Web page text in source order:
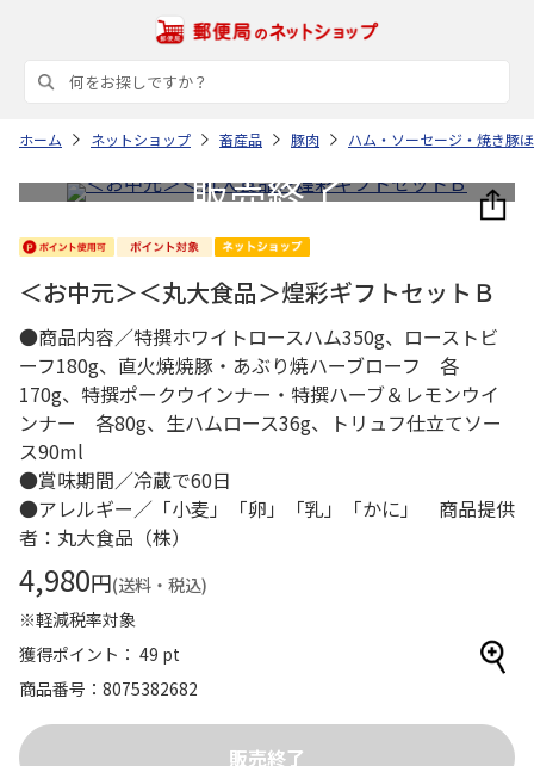
ホーム ネットショップ 畜産品 豚肉 ハム・ソーセージ・焼き豚
＜お中元＞＜丸大食品＞煌彩ギフトセットＢ
●商品内容／特撰ホワイトロースハム350g、ローストビ
ーフ180g、直火焼焼豚・あぶり焼ハーブローフ 各
170g、特撰ポークウインナー・特撰ハーブ＆レモンウイ
ンナー 各80g、生ハムロース36g、トリュフ仕立てソー
ス90ml
●賞味期間／冷蔵で60日
●アレルギー／「小麦」「卵」「乳」「かに」 商品提供
者：丸大食品（株）
4,980円(送料・税込)
※軽減税率対象
獲得ポイント： 49 pt
商品番号
8075382682